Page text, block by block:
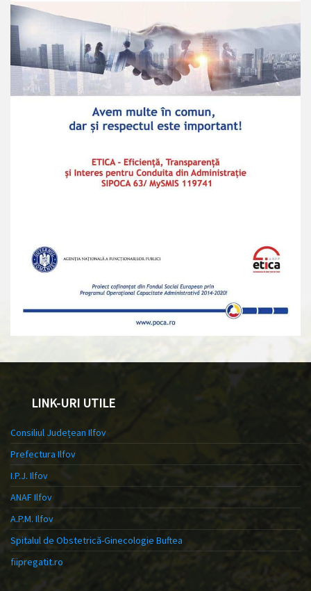
LINK-URI UTILE
Consiliul Județean Ilfov
Prefectura Ilfov
I.P.J. Ilfov
ANAF Ilfov
A.P.M. Ilfov
Spitalul de Obstetrică-Ginecologie Buftea
fiipregatit.ro